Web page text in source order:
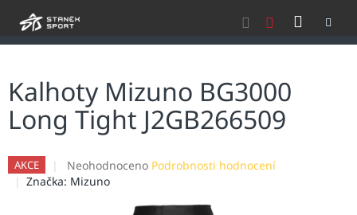
Kalhoty Mizuno BG3000
Long Tight J2GB266509
AKCE
Průměrné
hodnocení
Neohodnoceno Podrobnosti hodnocení
Značka: Mizuno